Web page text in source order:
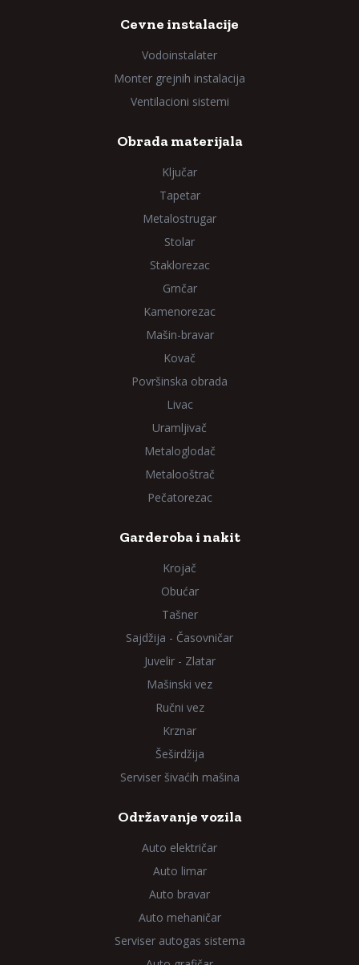
Cevne instalacije
Vodoinstalater
Monter grejnih instalacija
Ventilacioni sistemi
Obrada materijala
Ključar
Tapetar
Metalostrugar
Stolar
Staklorezac
Grnčar
Kamenorezac
Mašin-bravar
Kovač
Površinska obrada
Livac
Uramljivač
Metaloglodač
Metalooštrač
Pečatorezac
Garderoba i nakit
Krojač
Obućar
Tašner
Sajdžija - Časovničar
Juvelir - Zlatar
Mašinski vez
Ručni vez
Krznar
Šeširdžija
Serviser šivaćih mašina
Održavanje vozila
Auto električar
Auto limar
Auto bravar
Auto mehaničar
Serviser autogas sistema